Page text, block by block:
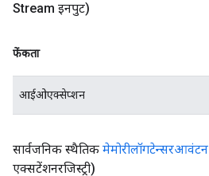
Stream इनपुट)
फेंकता
आईओएक्सेप्शन
सार्वजनिक स्थैतिक मेमोरीलॉगटेन्सरआवंटन
एक्सटेंशनरजिस्ट्री)